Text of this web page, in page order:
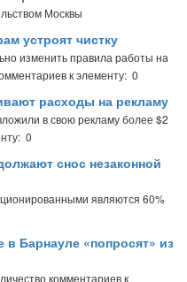
Москвы
устроят чистку
изменить правила работы на
к элементу: 0
расходы на рекламу
в свою рекламу более $2
0
снос незаконной
являются 60%
в Барнауле «попросят» из
комментариев к